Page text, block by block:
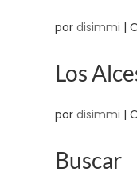
por disimmi |
Los
por disimmi |
Buscar